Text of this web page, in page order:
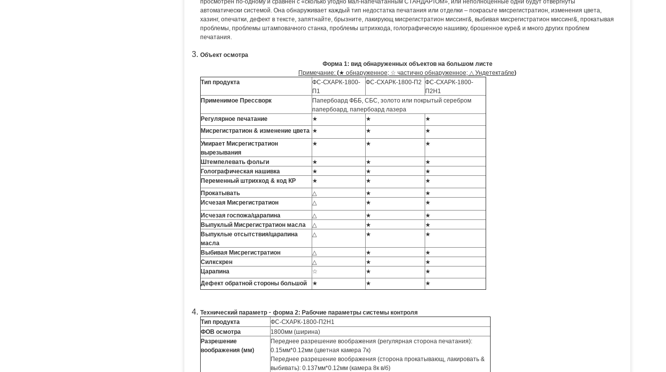
просмотрен по-одному и сравнен с «сколько угодно мал-напечатанным СТАНДАРТОМ», или неполноценные одни будут отвергнуты
автоматически системой. Она обнаруживает каждый тип недостатка печатания или отделки – покрасьте мисрегистратион, изменения цвета,
хазинг, опечатки, дефект в тексте, запятнайте, брызните, лакирующ мисрегистратион миссинг&, выбивая мисрегистратион миссинг&, прокатывая
проблемы, проблемы штамповачного станка, проблемы штрихкода, голографическую нашивку, брошенное куре& и много других проблем
печатания.
Объект осмотра
Форма 1: вид обнаруженных объектов на большом листе
Примечание: (★ обнаруженное; ☆ частично обнаруженное; △ Ундетектабле)
Тип продукта
ФС-СХАРК-1800-
П1
ФС-СХАРК-1800-П2 ФС-СХАРК-1800-
П2Н1
Применимое Прессворк
Папербоард ФББ, СБС, золото или покрытый серебром
папербоард, папербоард лазера
Регулярное печатание
★ ★
★
Мисрегистратион & изменение цвета ★ ★
★
Умирает Мисрегистратион
вырезывания
★ ★ ★
Штемпелевать фольги ★ ★
★
Голографическая нашивка
★ ★
★
Переменный штрихкод & код КР
★ ★
★
Прокатывать
△ ★
★
Исчезая Мисрегистратион
△ ★
★
Исчезая госпожа/царапина
△ ★
★
Выпуклый Мисрегистратион масла
△ ★
★
Выпуклые отсытствия/царапина
масла
△ ★ ★
Выбивая Мисрегистратион △ ★
★
Силкскрен
△ ★
★
Царапина
☆ ★
★
Дефект обратной стороны большой
★ ★ ★
Технический параметр - форма 2: Рабочие параметры системы контроля
Тип продукта
ФС-СХАРК-1800-П2Н1
ФОВ осмотра
1800мм (ширина)
Разрешение
воображения (мм)
Переднее разрешение воображения (регулярная сторона печатания):
0.15мм*0.12мм (цветная камера 7к)
Переднее разрешение воображения (сторона прокатывающ, лакировать &
выбивать): 0.137мм*0.12мм (камера 8к в/б)